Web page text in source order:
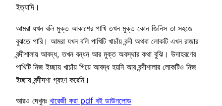
ইত্যাদি।
আমরা যখন বলি মুক্ত আকাশের পাখি তখন মুক্ত কোন জিনিস তা সহজে
বুঝতে পারি। আমরা যখন বলি পাখিটি খাচাঁয় বন্দী অথবা লোকটি এখন রাজার
বন্দীশালায় আবদ্ধ, তখন বন্ধন আর মুক্ত অবস্থার কথা বুঝি। উদাহরণের
পাখিটি নিজ ইচ্ছায় খাচাঁয় গিয়ে আবদ্ধ হয়নি আর বন্দীশালার লোকটিও নিজ
ইচ্ছায় বন্দীদশা গ্রহণ করেনি।
আরও দেখুনঃ খারেজী করা pdf বই ডাউনলোড